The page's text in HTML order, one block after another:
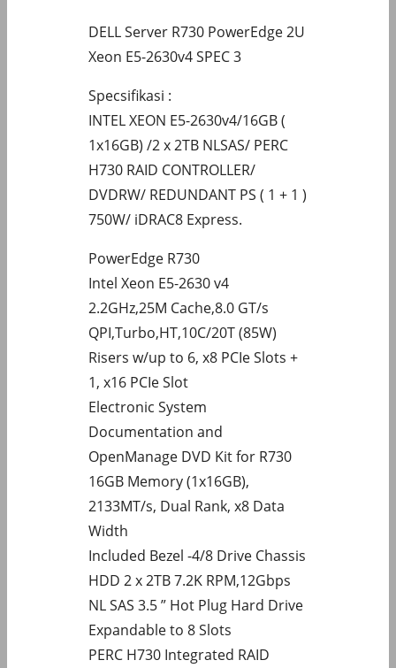
DELL Server R730 PowerEdge 2U
Xeon E5-2630v4 SPEC 3
Specsifikasi :
INTEL XEON E5-2630v4/16GB (
1x16GB) /2 x 2TB NLSAS/ PERC
H730 RAID CONTROLLER/
DVDRW/ REDUNDANT PS ( 1 + 1 )
750W/ iDRAC8 Express.
PowerEdge R730
Intel Xeon E5-2630 v4
2.2GHz,25M Cache,8.0 GT/s
QPI,Turbo,HT,10C/20T (85W)
Risers w/up to 6, x8 PCIe Slots +
1, x16 PCIe Slot
Electronic System
Documentation and
OpenManage DVD Kit for R730
16GB Memory (1x16GB),
2133MT/s, Dual Rank, x8 Data
Width
Included Bezel -4/8 Drive Chassis
HDD 2 x 2TB 7.2K RPM,12Gbps
NL SAS 3.5 ” Hot Plug Hard Drive
Expandable to 8 Slots
PERC H730 Integrated RAID